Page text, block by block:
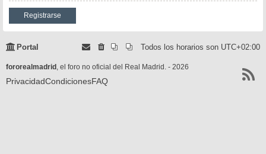
Registrarse
Portal Todos los horarios son UTC+02:00
fororealmadrid , el foro no oficial del Real Madrid. - 2026
PrivacidadCondicionesFAQ